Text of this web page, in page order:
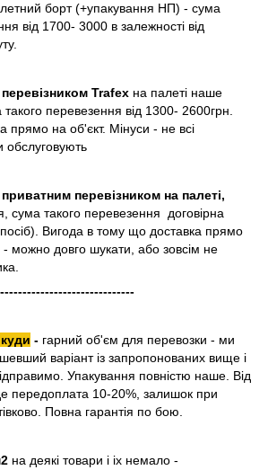
борт (+упакування НП) - сума
від 1700- 3000 в залежності від
перевізником Trafex на палеті наше
перевезення від 1300- 2600грн.
прямо на об'єкт. Мінуси - не всі
обслуговують
приватним перевізником на палеті,
сума такого перевезення договірна
Вигода в тому що доставка прямо
- можно довго шукати, або зовсім не
- гарний об'єм для перевозки - ми
варіант із запропонованих вище і
Упакування повністю наше. Від
передоплата 10-20%, залишок при
Повна гарантія по бою.
на деякі товари і іх немало -